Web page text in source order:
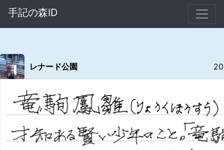
手記の森ID
レナード公園